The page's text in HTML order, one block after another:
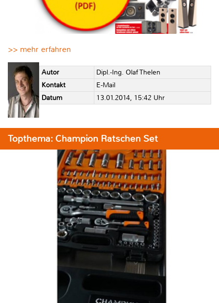
>> mehr erfahren
Autor
Dipl.-Ing. Olaf Thelen
Kontakt
E-Mail
Datum
13.01.2014, 15:42 Uhr
Topthema: Champion Ratschen Set